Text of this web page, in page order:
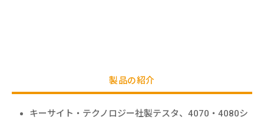
製品の紹介
キーサイト・テクノロジー社製テスタ、4070・4080シ